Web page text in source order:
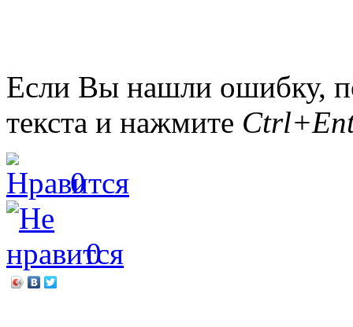
Если Вы нашли ошибку,
текста и нажмите
0
0